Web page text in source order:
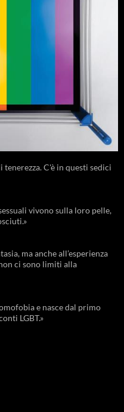
C'è in questi sedici
vivono sulla loro pelle,
ma anche all’esperienza
ci sono limiti alla
e nasce dal primo
LGBT.»